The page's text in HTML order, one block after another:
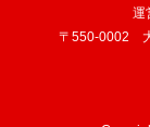
運
〒550-0002